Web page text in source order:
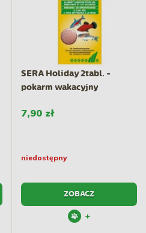
SERA Holiday 2tabl. -
pokarm wakacyjny
7,90 zł
niedostępny
ZOBACZ
+